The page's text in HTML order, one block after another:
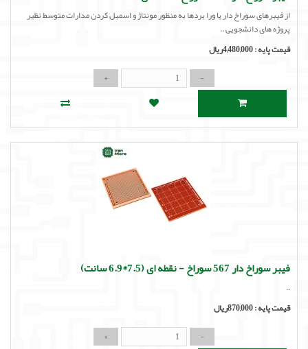
از فیبرهای سوراخ دار یا ورا بردها به منظور مونتاژ و اسمبل کردن مدارات متوسط نظیر
پروژه های دانشجویی ..
قیمت پایه :4,480,000ریال
فیبر سوراخ دار 567 سوراخ - نقطه ای (7.5*6.9 سانت)
..
قیمت پایه :870,000ریال